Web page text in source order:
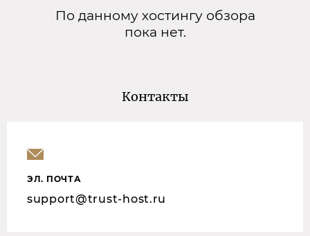
По данному хостингу обзора
пока нет.
Контакты
ЭЛ. ПОЧТА
support@trust-host.ru